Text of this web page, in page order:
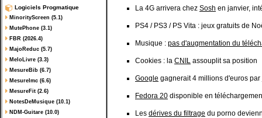
Logiciels Progmatique
MinorityScreen (5.1)
MutePhone (3.1)
FBR (2026.4)
MajoReduc (5.7)
MeloLivre (3.3)
MesureBib (6.7)
MesureImc (6.6)
MesureFit (2.6)
NotesDeMusique (10.1)
NDM-Guitare (10.0)
La 4G arrivera chez Sosh en janvier,
PS4 / PS3 / PS Vita : jeux gratuits de
Musique : pas d'augmentation du
Cookies : la CNIL assouplit sa position
Google gagnerait 4 millions d'euros
Fedora 20 disponible en
Les dérives du filtrage du porno